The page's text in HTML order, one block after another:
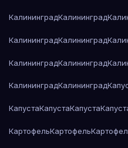
КалининградКалининград
КалининградКалининград
КалининградКалининград
КалининградКалининград
КапустаКапустаКапуста
КартофельКартофель